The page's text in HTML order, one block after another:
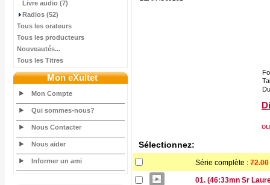
Livre audio (7)
Radios (52)
Tous les orateurs
Tous les producteurs
Nouveautés...
Tous les Titres
Mon eXultet
Mon Compte
Qui sommes-nous?
Nous Contacter
Nous aider
Informer un ami
Sélectionnez:
Série complète : 72.00
01. (46:33mn Sr